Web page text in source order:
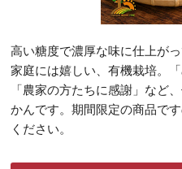
高い糖度で濃厚な味に仕上が
家庭には嬉しい、有機栽培。
「農家の方たちに感謝」など
かんです。期間限定の商品で
ください。